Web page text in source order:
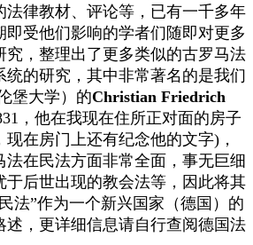
法律教材、评论等，已有一千多年
即受他们影响的学者们随即对更多
究，整理出了更多类似的古罗马法
统的研究，其中非常著名的是我们
堡大学）的Christian Friedrich
，他在我现在住所正对面的房子
现在房门上还有纪念他的文字)，
法在民法方面非常全面，事无巨细
于后世出现的教会法等，因此将其
法”作为一个新兴国家（德国）的
述，更详细信息请自行查阅德国法